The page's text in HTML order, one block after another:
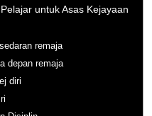
untuk Asas Kejayaan
remaja
depan remaja
diri